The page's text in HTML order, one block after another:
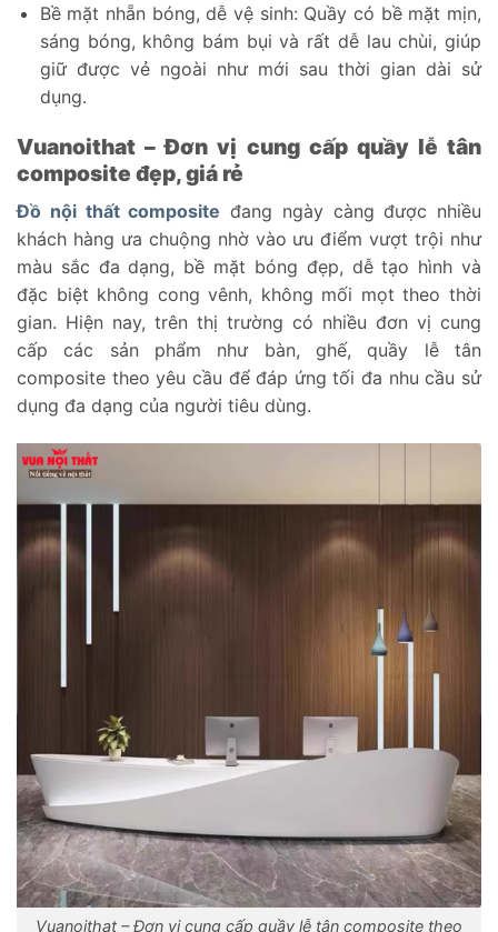
Bề mặt nhẵn bóng, dễ vệ sinh: Quầy có bề mặt mịn,
sáng bóng, không bám bụi và rất dễ lau chùi, giúp
giữ được vẻ ngoài như mới sau thời gian dài sử
dụng.
Vuanoithat – Đơn vị cung cấp quầy lễ tân
composite đẹp, giá rẻ
Đồ nội thất composite đang ngày càng được nhiều
khách hàng ưa chuộng nhờ vào ưu điểm vượt trội như
màu sắc đa dạng, bề mặt bóng đẹp, dễ tạo hình và
đặc biệt không cong vênh, không mối mọt theo thời
gian. Hiện nay, trên thị trường có nhiều đơn vị cung
cấp các sản phẩm như bàn, ghế, quầy lễ tân
composite theo yêu cầu để đáp ứng tối đa nhu cầu sử
dụng đa dạng của người tiêu dùng.
Vuanoithat – Đơn vị cung cấp quầy lễ tân composite theo